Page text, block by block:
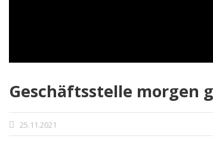
Geschäftsstelle morgen
25.11.2021